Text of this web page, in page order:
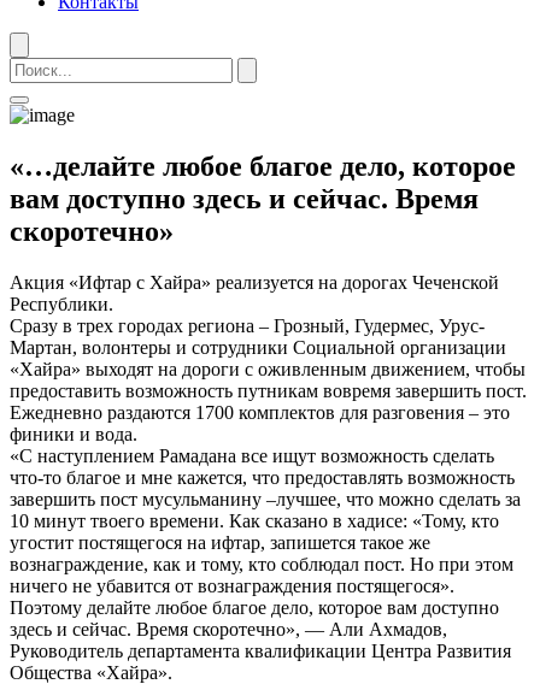
«…делайте любое благое дело, которое
вам доступно здесь и сейчас. Время
скоротечно»
Акция «Ифтар с Хайра» реализуется на дорогах Чеченской
Республики.
Сразу в трех городах региона – Грозный, Гудермес, Урус-
Мартан, волонтеры и сотрудники Социальной организации
«Хайра» выходят на дороги с оживленным движением, чтобы
предоставить возможность путникам вовремя завершить пост.
Ежедневно раздаются 1700 комплектов для разговения – это
финики и вода.
«С наступлением Рамадана все ищут возможность сделать
что-то благое и мне кажется, что предоставлять возможность
завершить пост мусульманину –лучшее, что можно сделать за
10 минут твоего времени. Как сказано в хадисе: «Тому, кто
угостит постящегося на ифтар, запишется такое же
вознаграждение, как и тому, кто соблюдал пост. Но при этом
ничего не убавится от вознаграждения постящегося».
Поэтому делайте любое благое дело, которое вам доступно
здесь и сейчас. Время скоротечно», — Али Ахмадов,
Руководитель департамента квалификации Центра Развития
Общества «Хайра».